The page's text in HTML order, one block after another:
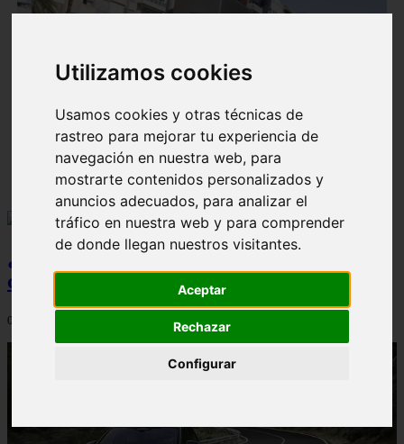
Utilizamos cookies
Usamos cookies y otras técnicas de
rastreo para mejorar tu experiencia de
navegación en nuestra web, para
mostrarte contenidos personalizados y
anuncios adecuados, para analizar el
tráfico en nuestra web y para comprender
de donde llegan nuestros visitantes.
Aceptar
Rechazar
Configurar
▷ Zona Azul Córdoba 《 Horarios y Tarifas 2024 》
¿Qué Seat Ibiza merece más la pena
comprar?
08/08/2026